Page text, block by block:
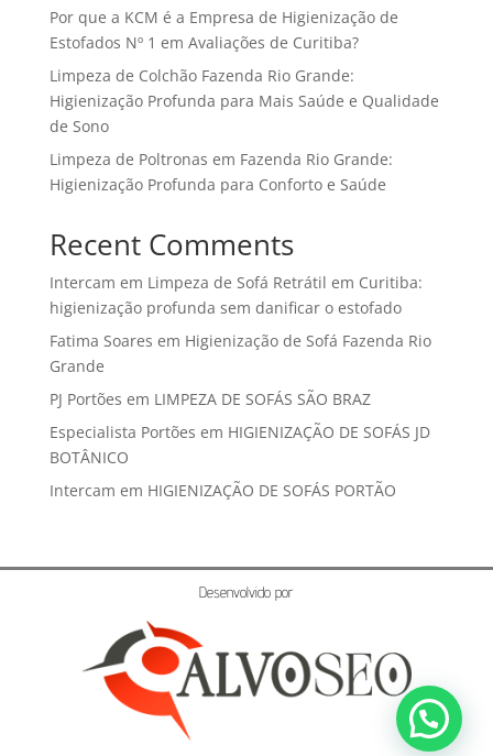
Por que a KCM é a Empresa de Higienização de
Estofados Nº 1 em Avaliações de Curitiba?
Limpeza de Colchão Fazenda Rio Grande:
Higienização Profunda para Mais Saúde e Qualidade
de Sono
Limpeza de Poltronas em Fazenda Rio Grande:
Higienização Profunda para Conforto e Saúde
Recent Comments
Intercam em Limpeza de Sofá Retrátil em Curitiba:
higienização profunda sem danificar o estofado
Fatima Soares em Higienização de Sofá Fazenda Rio
Grande
PJ Portões em LIMPEZA DE SOFÁS SÃO BRAZ
Especialista Portões em HIGIENIZAÇÃO DE SOFÁS JD
BOTÂNICO
Intercam em HIGIENIZAÇÃO DE SOFÁS PORTÃO
Desenvolvido por